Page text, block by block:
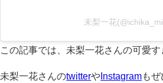
未梨一花
この記事では、未梨一花さんの可愛
未梨一花さんのtwitterや Instagramも